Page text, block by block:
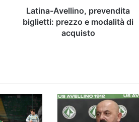
Latina-Avellino, prevendita
biglietti: prezzo e modalità di
acquisto